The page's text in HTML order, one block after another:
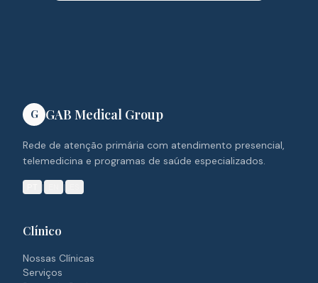
G GAB Medical Group
Rede de atenção primária com atendimento presencial,
telemedicina e programas de saúde especializados.
| |
Clínico
Nossas Clínicas
Serviços